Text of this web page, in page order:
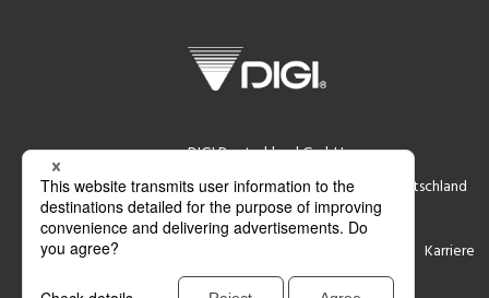
DIGI Deutschland GmbH
Reisertstraße 8, 53773 Hennef, Deutschland
Karriere